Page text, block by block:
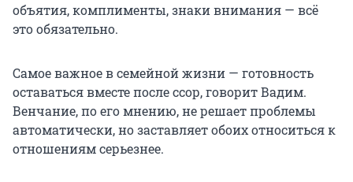
объятия, комплименты, знаки внимания — всё
это обязательно.
Самое важное в семейной жизни — готовность
оставаться вместе после ссор, говорит Вадим.
Венчание, по его мнению, не решает проблемы
автоматически, но заставляет обоих относиться к
отношениям серьезнее.